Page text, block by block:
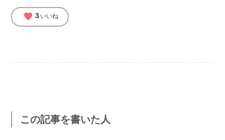
favorite 3 いいね
この記事を書いた人